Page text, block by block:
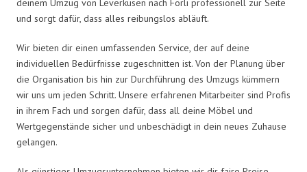
deinem Umzug von Leverkusen nach Forli professionell zur Seite
und sorgt dafür, dass alles reibungslos abläuft.
Wir bieten dir einen umfassenden Service, der auf deine
individuellen Bedürfnisse zugeschnitten ist. Von der Planung über
die Organisation bis hin zur Durchführung des Umzugs kümmern
wir uns um jeden Schritt. Unsere erfahrenen Mitarbeiter sind Profis
in ihrem Fach und sorgen dafür, dass all deine Möbel und
Wertgegenstände sicher und unbeschädigt in dein neues Zuhause
gelangen.